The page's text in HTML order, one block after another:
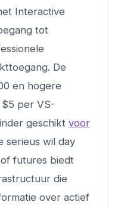
Interactive
tot
De
en hogere
$5 per VS-
geschikt voor
serieus wil day
futures biedt
die
over actief